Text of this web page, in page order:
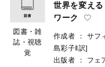
図書・雑
誌・視聴
覚
世界を変え
ワーク
作成者 ： サフ
島彩子‖訳]
出版者
： フェ